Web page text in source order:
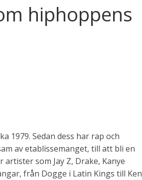
hiphoppens
1979. Sedan dess har rap och
av etablissemanget, till att bli en
som Jay Z, Drake, Kanye
från Dogge i Latin Kings till Ken